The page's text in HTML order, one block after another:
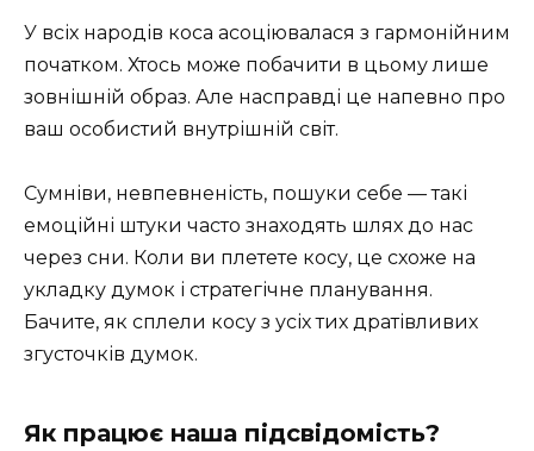
У всіх народів коса асоціювалася з гармонійним
початком. Хтось може побачити в цьому лише
зовнішній образ. Але насправді це напевно про
ваш особистий внутрішній світ.
Сумніви, невпевненість, пошуки себе — такі
емоційні штуки часто знаходять шлях до нас
через сни. Коли ви плетете косу, це схоже на
укладку думок і стратегічне планування.
Бачите, як сплели косу з усіх тих дратівливих
згусточків думок.
Як працює наша підсвідомість?